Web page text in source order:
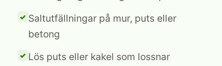
Saltutfällningar på mur, puts eller
betong
Lös puts eller kakel som lossnar